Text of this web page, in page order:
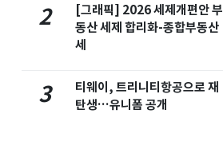
2
[그래픽] 2026 세제개편안 부
동산 세제 합리화-종합부동산
세
3
티웨이, 트리니티항공으로 재
탄생…유니폼 공개